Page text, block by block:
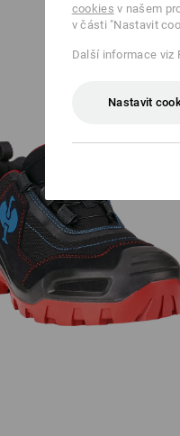
cookies v našem
v části "Nastavit
Další informace viz
Nastavit